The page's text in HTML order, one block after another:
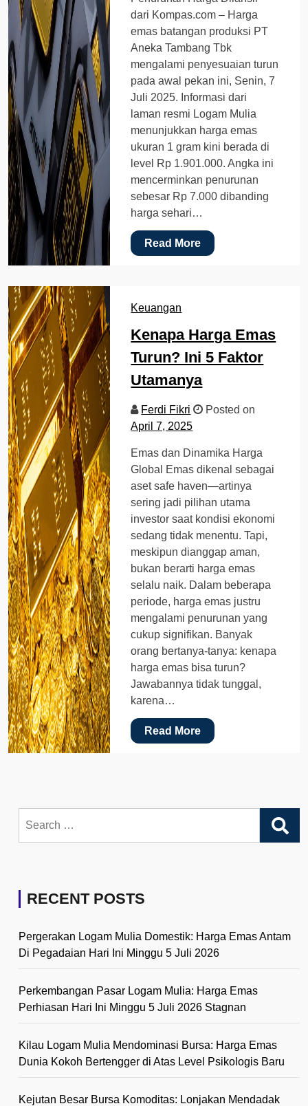
dari Kompas.com – Harga
emas batangan produksi PT
Aneka Tambang Tbk
mengalami penyesuaian turun
pada awal pekan ini, Senin, 7
Juli 2025. Informasi dari
laman resmi Logam Mulia
menunjukkan harga emas
ukuran 1 gram kini berada di
level Rp 1.901.000. Angka ini
mencerminkan penurunan
sebesar Rp 7.000 dibanding
harga sehari…
Read More
Keuangan
Kenapa Harga Emas
Turun? Ini 5 Faktor
Utamanya
Ferdi Fikri
Posted on
April 7, 2025
Emas dan Dinamika Harga
Global Emas dikenal sebagai
aset safe haven—artinya
sering jadi pilihan utama
investor saat kondisi ekonomi
sedang tidak menentu. Tapi,
meskipun dianggap aman,
bukan berarti harga emas
selalu naik. Dalam beberapa
periode, harga emas justru
mengalami penurunan yang
cukup signifikan. Banyak
orang bertanya-tanya: kenapa
harga emas bisa turun?
Jawabannya tidak tunggal,
karena…
Read More
for:
RECENT POSTS
Pergerakan Logam Mulia Domestik: Harga Emas Antam
Di Pegadaian Hari Ini Minggu 5 Juli 2026
Perkembangan Pasar Logam Mulia: Harga Emas
Perhiasan Hari Ini Minggu 5 Juli 2026 Stagnan
Kilau Logam Mulia Mendominasi Bursa: Harga Emas
Dunia Kokoh Bertengger di Atas Level Psikologis Baru
Kejutan Besar Bursa Komoditas: Lonjakan Mendadak